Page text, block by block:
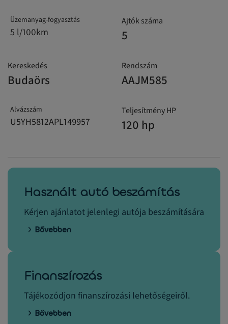
Üzemanyag-fogyasztás
5 l/100km
Ajtók száma
5
Kereskedés
Budaörs
Rendszám
AAJM585
Alvázszám
U5YH5812APL149957
Teljesítmény HP
120 hp
Használt autó beszámítás
Kérjen ajánlatot jelenlegi autója beszámítására
Bővebben
Finanszírozás
Tájékozódjon finanszírozási lehetőségeiről.
Bővebben